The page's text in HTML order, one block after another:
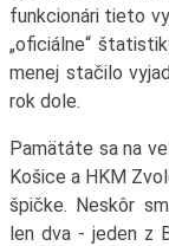
funkcionári tieto
„oficiálne“
menej stačilo
rok dole.
Pamätáte sa na
Košice a HKM
špičke. Neskôr
len dva - jeden z